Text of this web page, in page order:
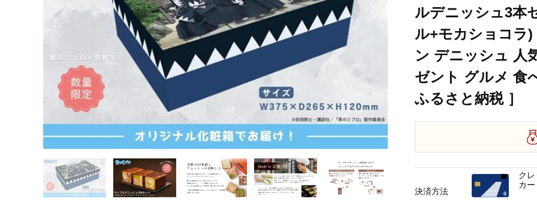
ルデニッシュ3本
ル+モカショコラ
ン デニッシュ 人
ゼント グルメ 食
ふるさと納税 ］
決済方法
ク
カー